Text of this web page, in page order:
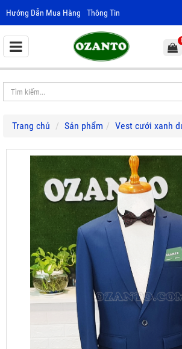
Hướng Dẫn Mua Hàng Thông Tin
Trang chủ Sản phẩm Vest cưới xanh